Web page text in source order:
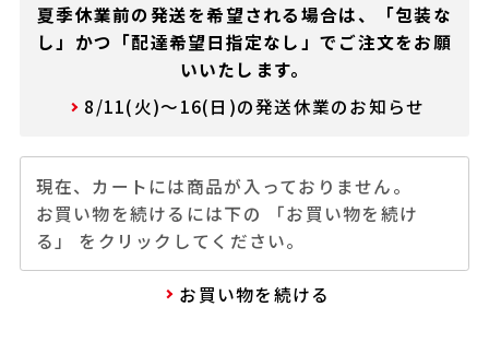
夏季休業前の発送を希望される場合は、「包装な
し」かつ「配達希望日指定なし」でご注文をお願
いいたします。
8/11(火)～16(日)の発送休業のお知らせ
現在、カートには商品が入っておりません。
お買い物を続けるには下の 「お買い物を続け
る」 をクリックしてください。
お買い物を続ける